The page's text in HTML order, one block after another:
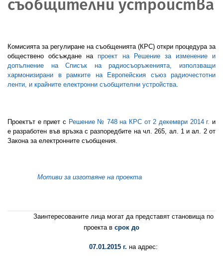
съобщителни устройства
Комисията за регулиране на съобщенията (КРС) откри процедура за
обществено обсъждане на проект на Решение за изменение и
допълнение на Списък на радиосъоръженията, използващи
хармонизирани в рамките на Европейския съюз радиочестотни
ленти, и крайните електронни съобщителни устройства
Проектът е приет с Решение № 748на КРС от 2 декември 2014г. и
е разработен във връзка с разпоредбите на чл. 265, ал. 1 и ал. 2 от
Закона за електронните съобщения.
Мотиви за изготвяне на проекта
Заинтересованите лица могат да представят становища по
проекта в срок до
07.01.2015 г. на адрес: